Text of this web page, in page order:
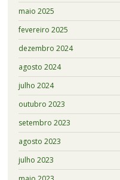
maio 2025
fevereiro 2025
dezembro 2024
agosto 2024
julho 2024
outubro 2023
setembro 2023
agosto 2023
julho 2023